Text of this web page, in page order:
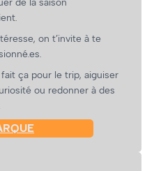
on t’invite à te
fait ça pour le trip, aiguiser
ou redonner à des